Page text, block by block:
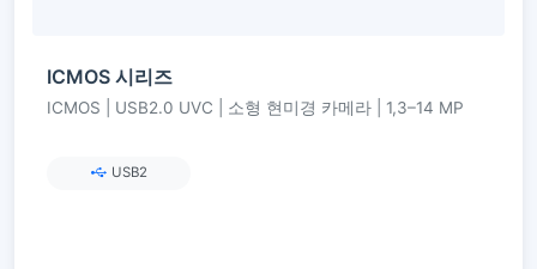
ICMOS 시리즈
ICMOS | USB2.0 UVC | 소형 현미경 카메라 | 1,3–14 MP
USB2